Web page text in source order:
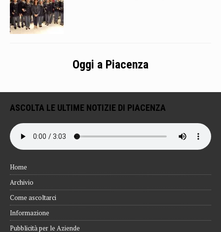
Oggi a Piacenza
ASCOLTA LE ULTIME NOTIZIE DI PIACENZA
Home
Archivio
Come ascoltarci
Informazione
Pubblicità per le Aziende